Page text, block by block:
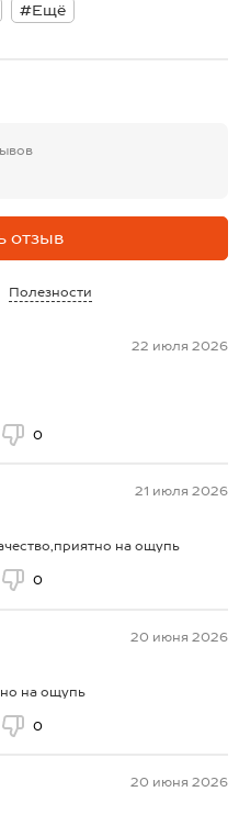
#Ещё
отзыв
Полезности
22 июля 2026
0
21 июля 2026
на ощупь
0
20 июня 2026
на ощупь
0
20 июня 2026